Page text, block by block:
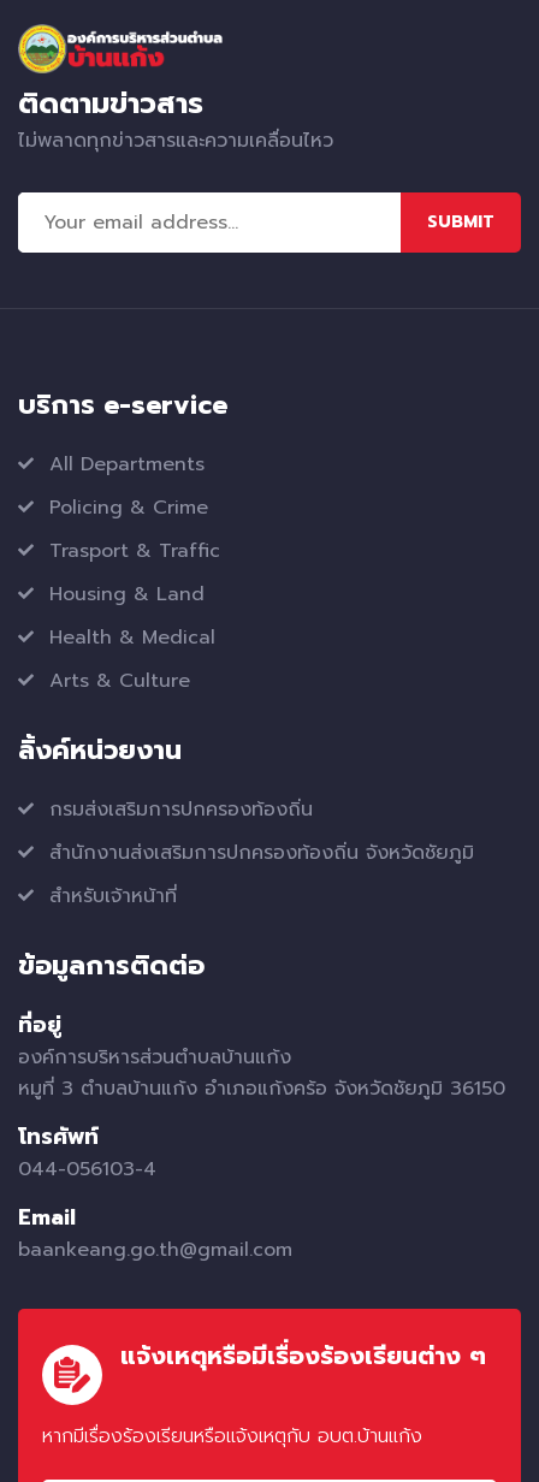
ติดตามข่าวสาร
ไม่พลาดทุกข่าวสารและความเคลื่อนไหว
SUBMIT
บริการ e-service
All Departments
Policing & Crime
Trasport & Traffic
Housing & Land
Health & Medical
Arts & Culture
ลิ้งค์หน่วยงาน
กรมส่งเสริมการปกครองท้องถิ่น
สำนักงานส่งเสริมการปกครองท้องถิ่น จังหวัดชัยภูมิ
สำหรับเจ้าหน้าที่
ข้อมูลการติดต่อ
ที่อยู่
องค์การบริหารส่วนตำบลบ้านแก้ง
หมูที่ 3 ตำบลบ้านแก้ง อำเภอแก้งคร้อ จังหวัดชัยภูมิ 36150
โทรศัพท์
044-056103-4
Email
baankeang.go.th@gmail.com
แจ้งเหตุหรือมีเรื่องร้องเรียนต่าง ๆ
หากมีเรื่องร้องเรียนหรือแจ้งเหตุกับ อบต.บ้านแก้ง